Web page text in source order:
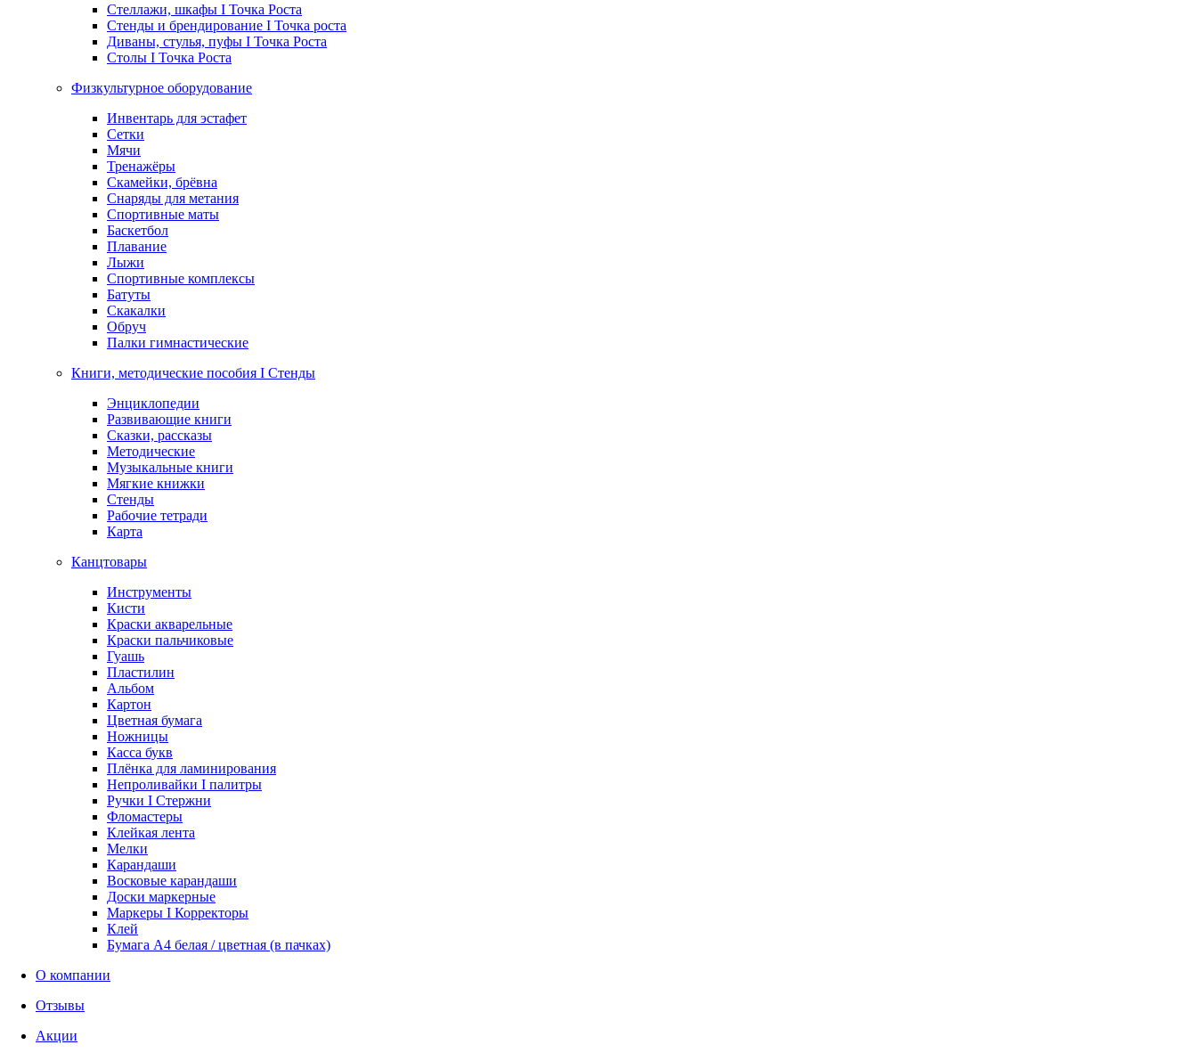
Стеллажи, шкафы I Точка Роста
Стенды и брендирование I Точка роста
Диваны, стулья, пуфы I Точка Роста
Столы I Точка Роста
Физкультурное оборудование
Инвентарь для эстафет
Сетки
Мячи
Тренажёры
Скамейки, брёвна
Снаряды для метания
Спортивные маты
Баскетбол
Плавание
Лыжи
Спортивные комплексы
Батуты
Скакалки
Обруч
Палки гимнастические
Книги, методические пособия I Стенды
Энциклопедии
Развивающие книги
Сказки, рассказы
Методические
Музыкальные книги
Мягкие книжки
Стенды
Рабочие тетради
Карта
Канцтовары
Инструменты
Кисти
Краски акварельные
Краски пальчиковые
Гуашь
Пластилин
Альбом
Картон
Цветная бумага
Ножницы
Касса букв
Плёнка для ламинирования
Непроливайки I палитры
Ручки I Стержни
Фломастеры
Клейкая лента
Мелки
Карандаши
Восковые карандаши
Доски маркерные
Маркеры I Корректоры
Клей
Бумага А4 белая / цветная (в пачках)
О компании
Отзывы
Акции